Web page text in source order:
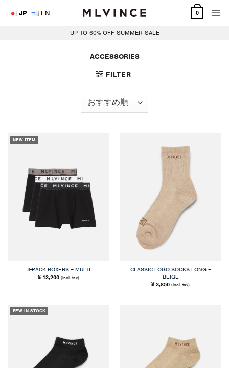
content
JP EN 0
UP TO 60% OFF SUMMER SALE
ACCESSORIES
FILTER
NEW ITEM
3-PACK BOXERS – MULTI
¥ 13,200 (incl. tax)
CLASSIC LOGO SOCKS LONG –
BEIGE
¥ 3,850 (incl. tax)
FEW IN STOCK